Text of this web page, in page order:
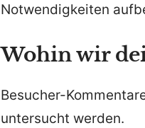
Notwendigkeiten
Wohin wir
Besucher-
untersucht werden.